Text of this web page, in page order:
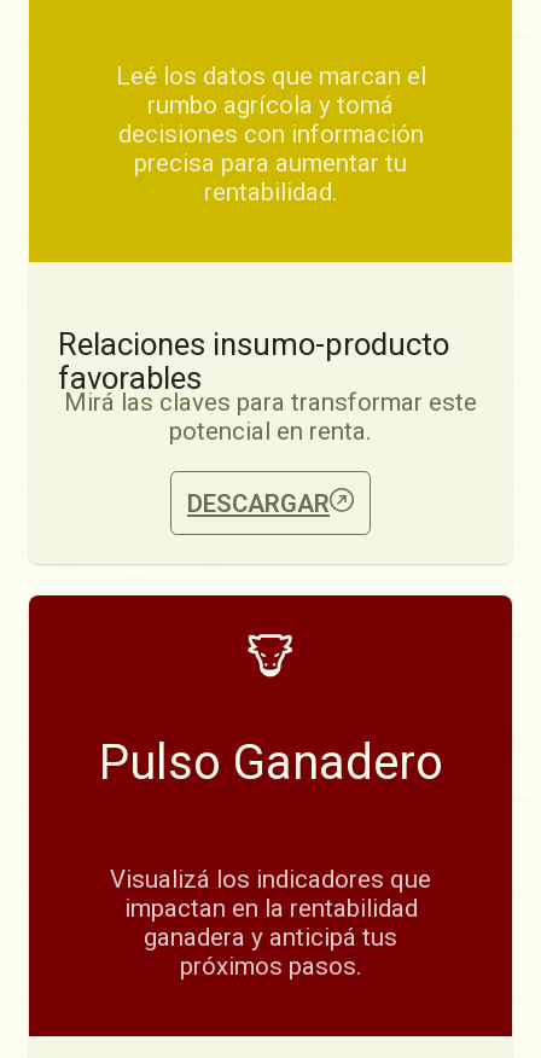
Leé los datos que marcan el
rumbo agrícola y tomá
decisiones con información
precisa para aumentar tu
rentabilidad.
Relaciones insumo-producto
favorables
Mirá las claves para transformar este
potencial en renta.
DESCARGAR
Pulso Ganadero
Visualizá los indicadores que
impactan en la rentabilidad
ganadera y anticipá tus
próximos pasos.